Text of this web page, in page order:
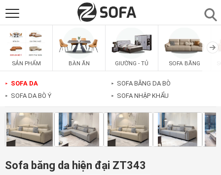
SẢN PHẨM
SOFAS
PHÒNG ĂN
PHÒNG NGỦ ▼
PHÒNG KHÁCH
SẢN PHẨM BÀN ĂN GIƯỜNG - TỦ SOFA BĂNG
► SOFA DA
► SOFA DA BÒ Ý
► SOFA BĂNG DA BÒ
► SOFA NHẬP KHẨU
Sofa băng da hiện đại ZT343